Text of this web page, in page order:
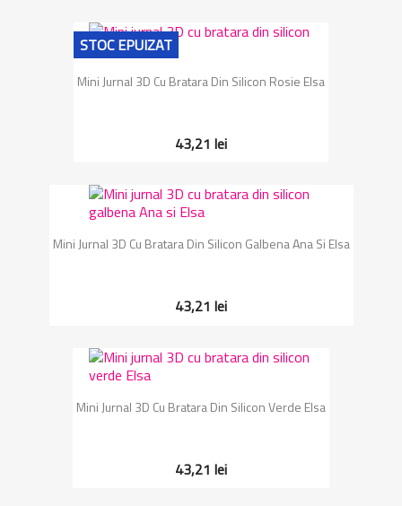
Mini Jurnal 3D Cu Bratara Din Silicon Rosie Elsa
43,21 lei
STOC EPUIZAT
Mini Jurnal 3D Cu Bratara Din Silicon Galbena Ana Si Elsa
43,21 lei
Mini Jurnal 3D Cu Bratara Din Silicon Verde Elsa
43,21 lei